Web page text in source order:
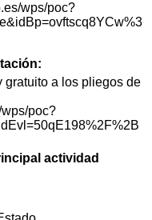
wps/poc?
gratuito a los pliegos de
poc?
actividad